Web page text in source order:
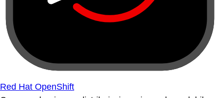
Red Hat OpenShift